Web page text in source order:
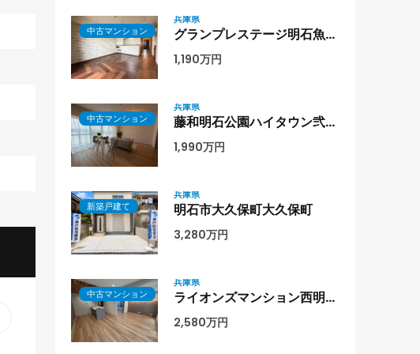
中古マンション
兵庫県
グランプレステージ明石魚住8階部分
1,190万円
中古マンション
兵庫県
藤和明石公園ハイタウン弐号棟 9階部分
1,990万円
新築戸建て
兵庫県
明石市大久保町大久保町
3,280万円
中古マンション
兵庫県
ライオンズマンション西明石第二1階部分
2,580万円